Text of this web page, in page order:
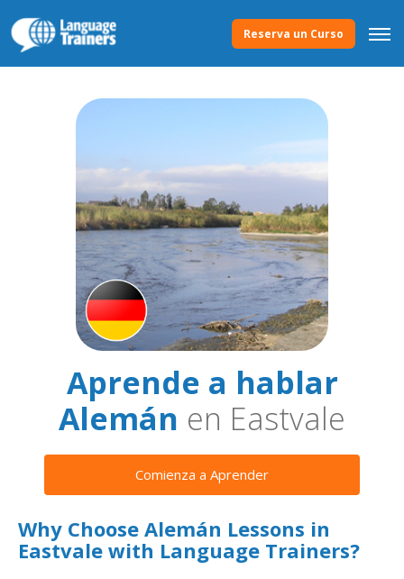
Reserva un Curso
Aprende a hablar
Alemán en Eastvale
Comienza a Aprender
Why Choose Alemán Lessons in
Eastvale with Language Trainers?